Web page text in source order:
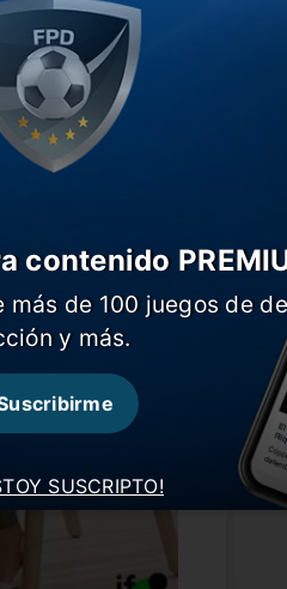
SUSCRIPTO!
contenido
de 100 juegos de
y más.